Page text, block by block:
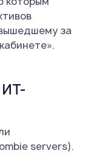
за
servers).